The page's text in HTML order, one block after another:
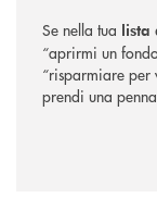
Se nella tua lista
“aprirmi un
“risparmiare per
prendi una